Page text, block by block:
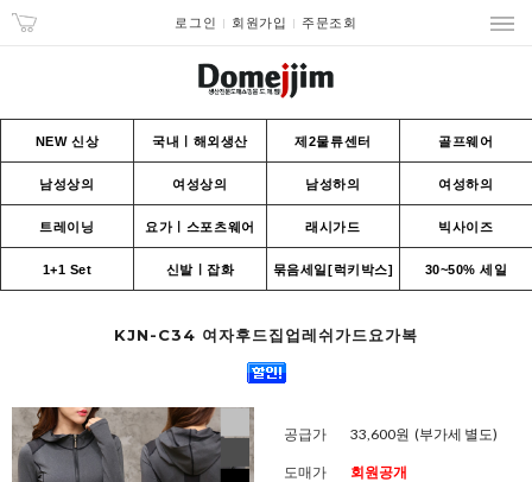
로그인 회원가입 주문조회
NEW 신상 국내ㅣ해외생산 제2물류센터 골프웨어
남성상의 여성상의 남성하의 여성하의
트레이닝 요가ㅣ스포츠웨어 래시가드 빅사이즈
1+1 Set 신발ㅣ잡화 묶음세일[럭키박스] 30~50% 세일
KJN-C34 여자후드집업레쉬가드요가복
공급가 33,600원 (부가세 별도)
도매가 회원공개